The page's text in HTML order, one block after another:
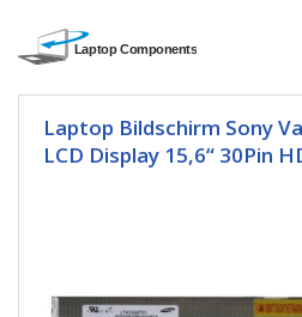
Laptop Bildschirm Sony
LCD Display 15,6“ 30Pin